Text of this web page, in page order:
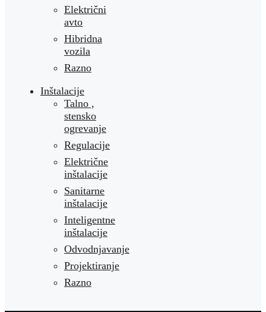
Električni
avto
Hibridna
vozila
Razno
Inštalacije
Talno ,
stensko
ogrevanje
Regulacije
Električne
inštalacije
Sanitarne
inštalacije
Inteligentne
inštalacije
Odvodnjavanje
Projektiranje
Razno